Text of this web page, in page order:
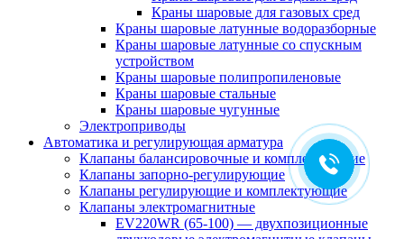
Краны шаровые для газовых сред
Краны шаровые латунные водоразборные
Краны шаровые латунные со спускным
устройством
Краны шаровые полипропиленовые
Краны шаровые стальные
Краны шаровые чугунные
Электроприводы
Автоматика и регулирующая арматура
Клапаны балансировочные и комплектующие
Клапаны запорно-регулирующие
Клапаны регулирующие и комплектующие
Клапаны электромагнитные
EV220WR (65-100) — двухпозиционные